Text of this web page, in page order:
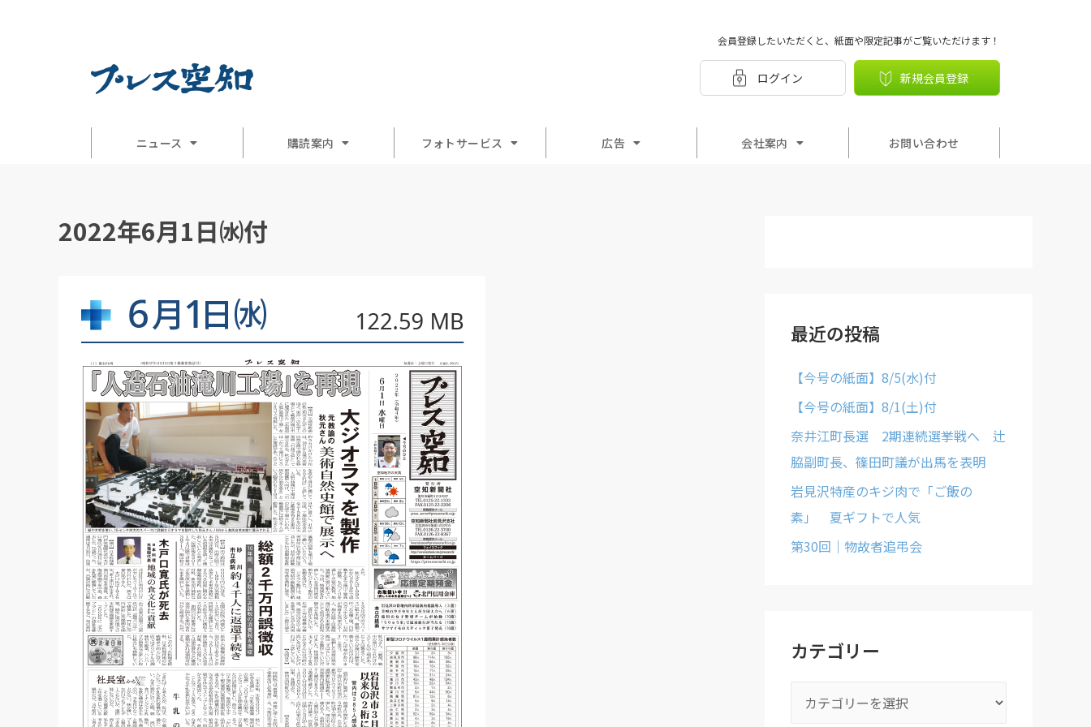
会員登録したいただくと、紙面や限定記事がご覧いただけます！
ログイン 新規会員登録
ニュース 購読案内 フォトサービス 広告 会社案内 お問い合わせ
2022年6月1日㈬付
最近の投稿
【今号の紙面】8/5(水)付
【今号の紙面】8/1(土)付
奈井江町長選 2期連続選挙戦へ 辻
脇副町長、篠田町議が出馬を表明
岩見沢特産のキジ肉で「ご飯の
素」 夏ギフトで人気
第30回｜物故者追弔会
カテゴリー